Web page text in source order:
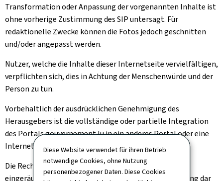
Diese Website verwendet für ihren Betrieb
notwendige Cookies, ohne Nutzung
personenbezogener Daten. Diese Cookies
Transformation oder Anpassung der vorgenannten Inhalte ist
ohne vorherige Zustimmung des SIP untersagt. Für
redaktionelle Zwecke können die Fotos jedoch geschnitten
und/oder angepasst werden.
Nutzer, welche die Inhalte dieser Internetseite vervielfältigen,
verpflichten sich, dies in Achtung der Menschenwürde und der
Person zu tun.
Vorbehaltlich der ausdrücklichen Genehmigung des
Herausgebers ist die vollständige oder partielle Integration
des Portals gouvernement.lu in ein anderes Portal oder eine
Internetseite untersagt.
Die Rechte, die Ihnen oben implizit oder ausdrücklich
eingeräumt wurden, stellen eine Nutzungsgenehmigung dar